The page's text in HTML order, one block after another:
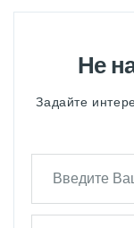
Не
Задайте